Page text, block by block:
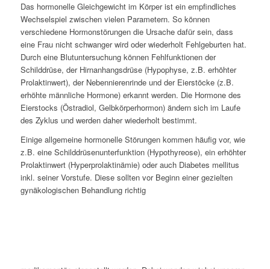
Das hormonelle Gleichgewicht im Körper ist ein empfindliches
Wechselspiel zwischen vielen Parametern. So können
verschiedene Hormonstörungen die Ursache dafür sein, dass
eine Frau nicht schwanger wird oder wiederholt Fehlgeburten hat.
Durch eine Blutuntersuchung können Fehlfunktionen der
Schilddrüse, der Hirnanhangsdrüse (Hypophyse, z.B. erhöhter
Prolaktinwert), der Nebennierenrinde und der Eierstöcke (z.B.
erhöhte männliche Hormone) erkannt werden. Die Hormone des
Eierstocks (Östradiol, Gelbkörperhormon) ändern sich im Laufe
des Zyklus und werden daher wiederholt bestimmt.
Einige allgemeine hormonelle Störungen kommen häufig vor, wie
z.B. eine Schilddrüsenunterfunktion (Hypothyreose), ein erhöhter
Prolaktinwert (Hyperprolaktinämie) oder auch Diabetes mellitus
inkl. seiner Vorstufe. Diese sollten vor Beginn einer gezielten
gynäkologischen Behandlung richtig